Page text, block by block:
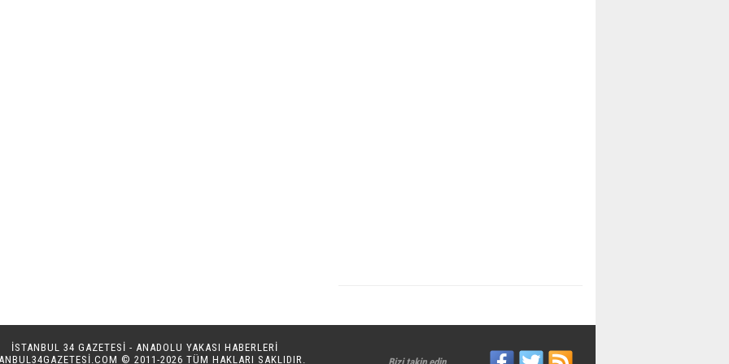
İSTANBUL 34 GAZETESİ - ANADOLU YAKASI HABERLERİ
© 2011-2026 TÜM HAKLARI SAKLIDIR.